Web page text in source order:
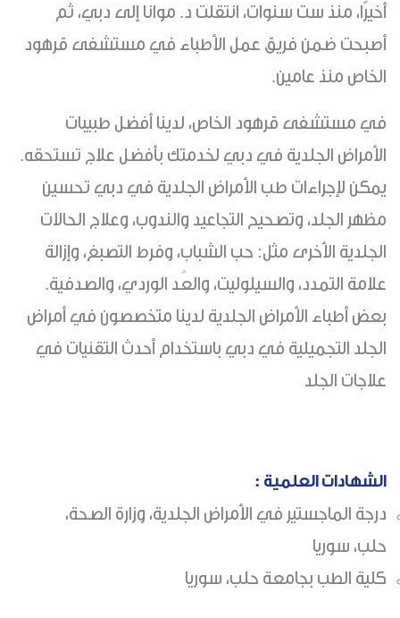
أخيرًا، منذ ست سنوات، انتقلت د. موانا إلى دبي، ثم
أصبحت ضمن فريق عمل الأطباء في مستشفى قرهود
الخاص منذ عامين.
في مستشفى قرهود الخاص، لدينا أفضل طبيبات
الأمراض الجلدية في دبي لخدمتك بأفضل علاج تستحقه.
يمكن لإجراءات طب الأمراض الجلدية في دبي تحسين
مظهر الجلد، وتصحيح التجاعيد والندوب، وعلاج الحالات
الجلدية الأخرى مثل: حب الشباب، وفرط التصبغ، وإزالة
علامة التمدد، والسيلوليت، والعُد الوردي، والصدفية.
بعض أطباء الأمراض الجلدية لدينا متخصصون في أمراض
الجلد التجميلية في دبي باستخدام أحدث التقنيات في
علاجات الجلد
الشهادات العلمية :
درجة الماجستير في الأمراض الجلدية، وزارة الصحة،
حلب، سوريا
كلية الطب بجامعة حلب، سوريا